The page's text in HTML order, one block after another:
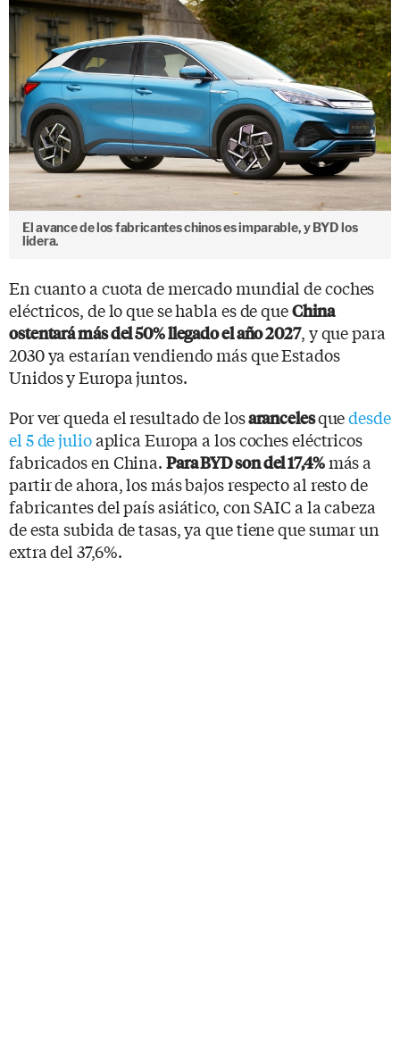
El avance de los fabricantes chinos es imparable, y BYD los
lidera.
En cuanto a cuota de mercado mundial de coches
eléctricos, de lo que se habla es de queChina
ostentará más del 50% llegado el año 2027, y que para
2030 ya estarían vendiendo más que Estados
Unidos y Europa juntos.
Por ver queda el resultado de losarancelesquedesde
el 5 de julioaplica Europa a los coches eléctricos
fabricados en China. Para BYD son del 17,4%más a
partir de ahora, los más bajos respecto al resto de
fabricantes del país asiático, con SAIC a la cabeza
de esta subida de tasas, ya que tiene que sumar un
extra del 37,6%.